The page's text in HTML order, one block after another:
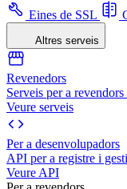
Eines de SSL
Altres serveis
Revenedors
Serveis per a
Veure serveis
Per a desenvolupadors
API per a registre i
Veure API